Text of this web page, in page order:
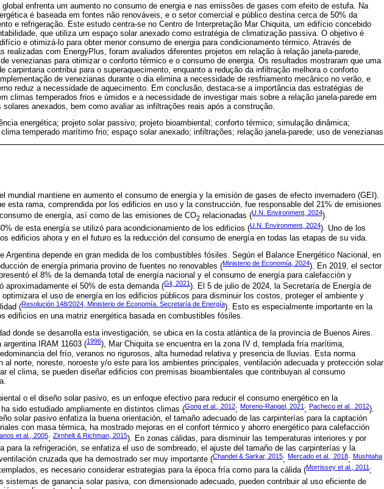
enfrenta um aumento no consumo de energia e nas emissões de gases com efeito de estufa. Na
é baseada em fontes não renováveis, e o setor comercial e público destina cerca de 50% da
e refrigeração. Este estudo centra-se no Centro de Interpretação Mar Chiquita, um edifício concebido
que utiliza um espaço solar anexado como estratégia de climatização passiva. O objetivo é
e otimizá-lo para obter menor consumo de energia para condicionamento térmico. Através de
realizadas com EnergyPlus, foram avaliados diferentes projetos em relação à relação janela-parede,
venezianas para otimizar o conforto térmico e o consumo de energia. Os resultados mostraram que uma
carpintaria contribui para o superaquecimento, enquanto a redução da infiltração melhora o conforto
de venezianas durante o dia elimina a necessidade de resfriamento mecânico no verão, e
reduz a necessidade de aquecimento. Em conclusão, destaca-se a importância das estratégias de
climas temperados frios e úmidos e a necessidade de investigar mais sobre a relação janela-parede em
anexados, bem como avaliar as infiltrações reais após a construção.
energética; projeto solar passivo; projeto bioambiental; conforto térmico; simulação dinâmica;
temperado marítimo frio; espaço solar anexado; infiltrações; relação janela-parede; uso de venezianas
mundial mantiene en aumento el consumo de energía y la emisión de gases de efecto invernadero (GEI).
esta rama, comprendida por los edificios en uso y la construcción, fue responsable del 21% de emisiones
de energía, así como de las emisiones de CO2 relacionadas (U.N. Environment, 2024).
de esta energía se utilizó para acondicionamiento de los edificios (U.N. Environment, 2024). Uno de los
edificios ahora y en el futuro es la reducción del consumo de energía en todas las etapas de su vida.
Argentina depende en gran medida de los combustibles fósiles. Según el Balance Energético Nacional, en
de energía primaria provino de fuentes no renovables (Ministerio de Economía, 2024). En 2019, el sector
el 8% de la demanda total de energía nacional y el consumo de energía para calefacción y
aproximadamente el 50% de esta demanda (Gil, 2021). El 5 de julio de 2024, la Secretaría de Energía de
el uso de energía en los edificios públicos para disminuir los costos, proteger el ambiente y
(Resolución 148/2024, Ministerio de Economía. Secretaría de Energía). Esto es especialmente importante en la
edificios en una matriz energética basada en combustibles fósiles.
donde se desarrolla esta investigación, se ubica en la costa atlántica de la provincia de Buenos Aires.
argentina IRAM 11603 (1996), Mar Chiquita se encuentra en la zona IV d, templada fría marítima,
del frío, veranos no rigurosos, alta humedad relativa y presencia de lluvias. Esta norma
al norte, noreste, noroeste y/o este para los ambientes principales, ventilación adecuada y protección solar
el clima, se pueden diseñar edificios con premisas bioambientales que contribuyan al consumo
o el diseño solar pasivo, es un enfoque efectivo para reducir el consumo energético en la
sido estudiado ampliamente en distintos climas (Gong et al., 2012; Moreno-Rangel, 2021 ; Pacheco et al., 2012).
solar pasivo enfatiza la buena orientación, el tamaño adecuado de las carpinterías para la captación
con masa térmica, ha mostrado mejoras en el confort térmico y ahorro energético para calefacción
et al., 2005; Zirnhelt & Richman, 2015). En zonas cálidas, para disminuir las temperaturas interiores y por
para la refrigeración, se enfatiza el uso de sombreado, el ajuste del tamaño de las carpinterías y la
cruzada que ha demostrado ser muy importante (Chandel & Sarkar, 2015; Mercado et al., 2018; Mushtaha
es necesario considerar estrategias para la época fría como para la cálida (Morrissey et al., 2011 ;
sistemas de ganancia solar pasiva, con dimensionado adecuado, pueden contribuir al uso eficiente de